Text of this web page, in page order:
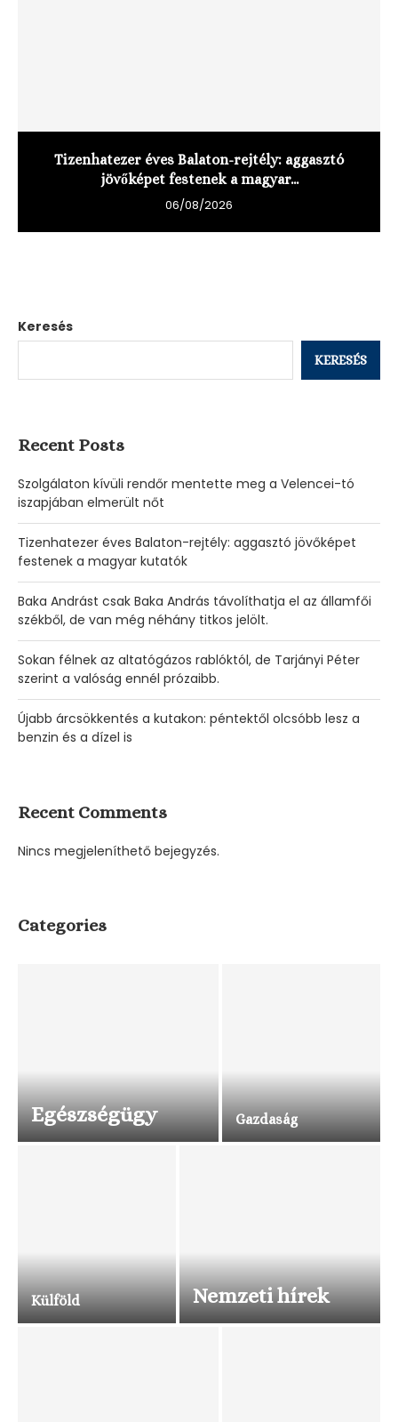
Tizenhatezer éves Balaton-rejtély: aggasztó
jövőképet festenek a magyar...
06/08/2026
Keresés
KERESÉS
Recent Posts
Szolgálaton kívüli rendőr mentette meg a Velencei-tó
iszapjában elmerült nőt
Tizenhatezer éves Balaton-rejtély: aggasztó jövőképet
festenek a magyar kutatók
Baka Andrást csak Baka András távolíthatja el az államfői
székből, de van még néhány titkos jelölt.
Sokan félnek az altatógázos rablóktól, de Tarjányi Péter
szerint a valóság ennél prózaibb.
Újabb árcsökkentés a kutakon: péntektől olcsóbb lesz a
benzin és a dízel is
Recent Comments
Nincs megjeleníthető bejegyzés.
Categories
Egészségügy Gazdaság
Külföld Nemzeti hírek